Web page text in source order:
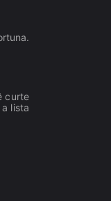
curte
lista